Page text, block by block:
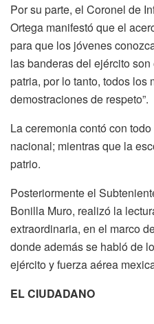
Por su parte, el Coronel de
Ortega manifestó que el
para que los jóvenes
las banderas del ejército
patria, por lo tanto, todos los
demostraciones de respeto”.
La ceremonia contó con
nacional; mientras que la
patrio.
Posteriormente el
Bonilla Muro, realizó la
extraordinaria, en el marco
donde además se habló de
ejército y fuerza aérea
EL CIUDADANO